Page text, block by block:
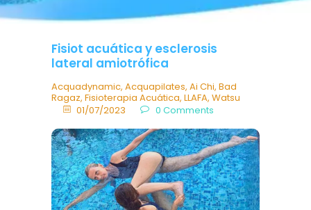
Fisiot acuática y esclerosis
lateral amiotrófica
Acquadynamic, Acquapilates, Ai Chi, Bad
Ragaz, Fisioterapia Acuática, LLAFA, Watsu
01/07/2023
0 Comments